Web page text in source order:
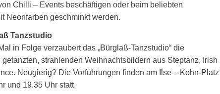
Chilli – Events beschäftigen oder beim beliebten
Neonfarben geschminkt werden.
Tanzstudio
in Folge verzaubert das „Bürglaß-Tanzstudio“ die
strahlenden Weihnachtsbildern aus Steptanz, Irish
Neugierig? Die Vorführungen finden am Ilse – Kohn-Platz
und 19.35 Uhr statt.